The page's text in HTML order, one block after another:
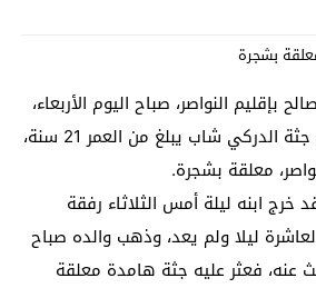
بإقليم النواصر، صباح اليوم الأربعاء،
على صدمة العثور على جثة الدركي شاب يبلغ من العمر 21 سنة،
معلقة بشجرة.
ابنه ليلة أمس الثلاثاء رفقة
ليلا ولم يعد، وذهب والده صباح
عنه، فعثر عليه جثة هامدة معلقة